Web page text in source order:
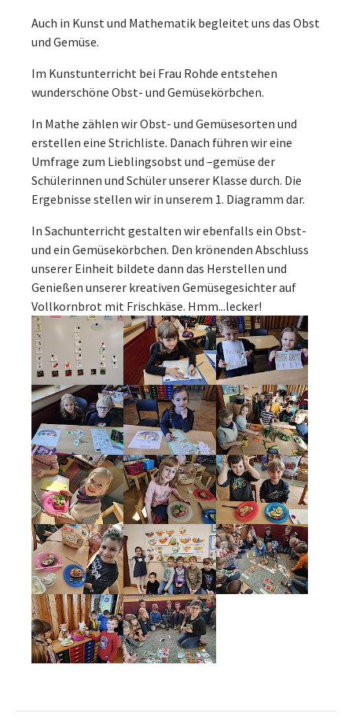
Auch in Kunst und Mathematik begleitet uns das Obst
und Gemüse.
Im Kunstunterricht bei Frau Rohde entstehen
wunderschöne Obst- und Gemüsekörbchen.
In Mathe zählen wir Obst- und Gemüsesorten und
erstellen eine Strichliste. Danach führen wir eine
Umfrage zum Lieblingsobst und –gemüse der
Schülerinnen und Schüler unserer Klasse durch. Die
Ergebnisse stellen wir in unserem 1. Diagramm dar.
In Sachunterricht gestalten wir ebenfalls ein Obst-
und ein Gemüsekörbchen. Den krönenden Abschluss
unserer Einheit bildete dann das Herstellen und
Genießen unserer kreativen Gemüsegesichter auf
Vollkornbrot mit Frischkäse. Hmm...lecker!